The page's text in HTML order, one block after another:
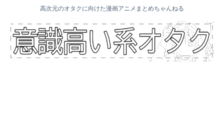
高次元のオタクに向けた漫画アニメまとめちゃんねる